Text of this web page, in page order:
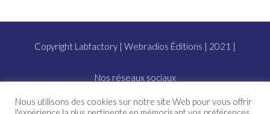
Copyright Labfactory | Webradios Éditions | 2021 |
Nos réseaux sociaux
Nous utilisons des cookies sur notre site Web pour vous offrir